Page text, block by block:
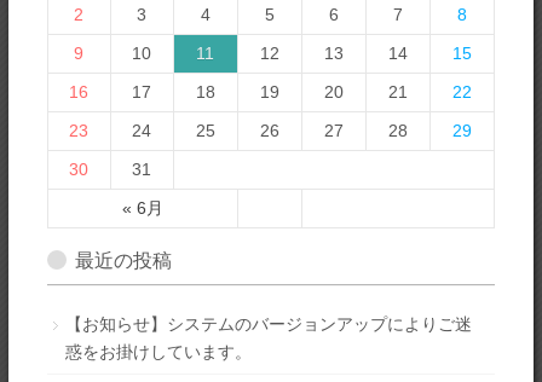
« 6月
2
3 4 5 6 7
8
9
10 11 12 13 14
15
16
17 18 19 20 21
22
23
24 25 26 27 28
29
30
31
最近の投稿
【お知らせ】システムのバージョンアップによりご迷
惑をお掛けしています。